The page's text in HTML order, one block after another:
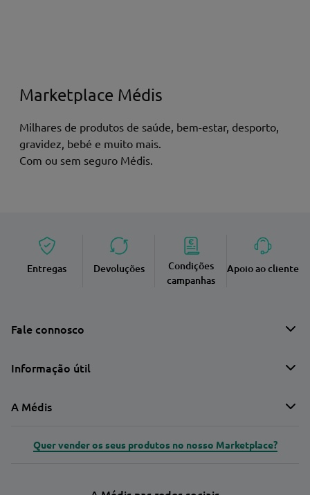
Marketplace Médis
Milhares de produtos de saúde, bem-estar, desporto,
gravidez, bebé e muito mais.
Com ou sem seguro Médis.
Entregas Devoluções
Condições
campanhas
Apoio ao cliente
Fale connosco
Informação útil
A Médis
Quer vender os seus produtos no nosso Marketplace?